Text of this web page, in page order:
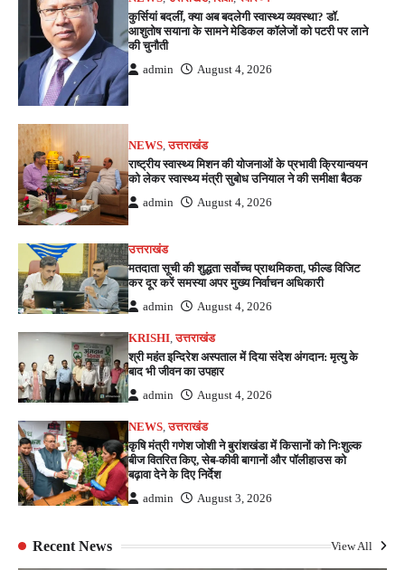
कुर्सियां बदलीं, क्या अब बदलेगी स्वास्थ्य व्यवस्था? डॉ.
आशुतोष सयाना के सामने मेडिकल कॉलेजों को पटरी पर लाने
की चुनौती
admin August 4, 2026
NEWS ,उत्तराखंड
राष्ट्रीय स्वास्थ्य मिशन की योजनाओं के प्रभावी क्रियान्वयन
को लेकर स्वास्थ्य मंत्री सुबोध उनियाल ने की समीक्षा बैठक
admin August 4, 2026
उत्तराखंड
मतदाता सूची की शुद्धता सर्वोच्च प्राथमिकता, फील्ड विजिट
कर दूर करें समस्या अपर मुख्य निर्वाचन अधिकारी
admin August 4, 2026
KRISHI,उत्तराखंड
श्री महंत इन्दिरेश अस्पताल में दिया संदेश अंगदान: मृत्यु के
बाद भी जीवन का उपहार
admin August 4, 2026
NEWS,उत्तराखंड
कृषि मंत्री गणेश जोशी ने बुरांशखंडा में किसानों को निःशुल्क
बीज वितरित किए, सेब-कीवी बागानों और पॉलीहाउस को
बढ़ावा देने के दिए निर्देश
admin August 3, 2026
Recent News View All